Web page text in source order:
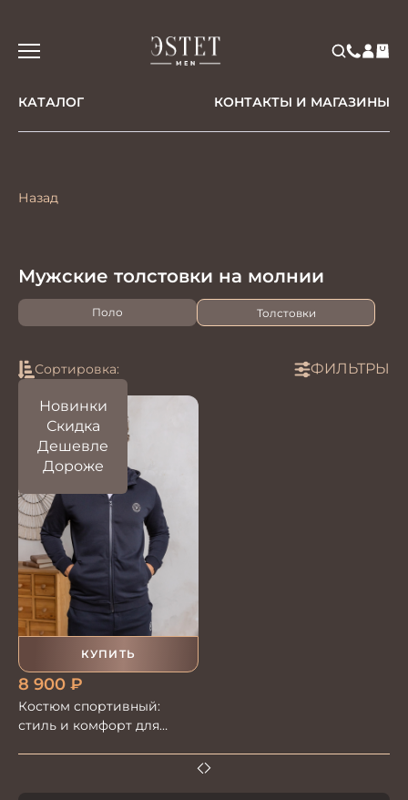
КАТАЛОГ КОНТАКТЫ И МАГАЗИНЫ
Назад
Мужские толстовки на молнии
Поло Толстовки
Сортировка:
Новинки
Скидка
Дешевле
Дороже
ФИЛЬТРЫ
КУПИТЬ
8 900 ₽
Костюм спортивный:
стиль и комфорт для